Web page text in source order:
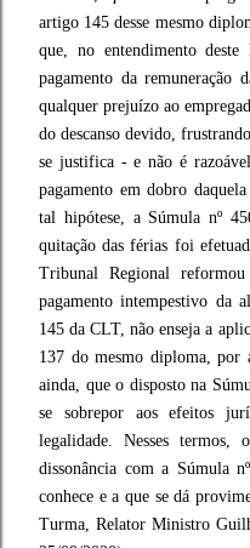
artigo 145 desse mesmo
que, no entendimento
pagamento da remuneração
qualquer prejuízo ao
do descanso devido,
se justifica - e não é
pagamento em dobro
tal hipótese, a Súmula nº
quitação das férias foi
Tribunal Regional
pagamento intempestivo da
145 da CLT, não enseja a
137 do mesmo diploma, por
ainda, que o disposto na
se sobrepor aos efeitos
legalidade. Nesses termos,
dissonância com a Súmula
conhece e a que se dá
Turma, Relator Ministro